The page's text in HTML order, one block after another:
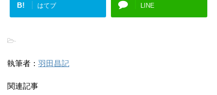
B! はてブ LINE
-
執筆者： 羽田昌記
関連記事